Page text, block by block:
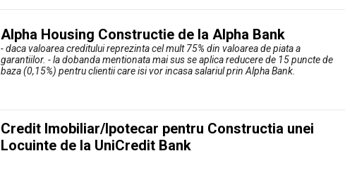
Alpha Housing Constructie de la Alpha Bank
- daca valoarea creditului reprezinta cel mult 75% din valoarea de piata a
garantiilor. - la dobanda mentionata mai sus se aplica reducere de 15 puncte de
baza (0,15%) pentru clientii care isi vor incasa salariul prin Alpha Bank.
Credit Imobiliar/Ipotecar pentru Constructia unei
Locuinte de la UniCredit Bank